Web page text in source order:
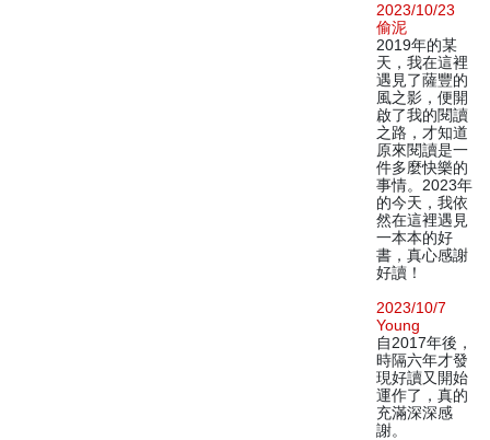
2023/10/23
偷泥
2019年的某
天，我在這裡
遇見了薩豐的
風之影，便開
啟了我的閱讀
之路，才知道
原來閱讀是一
件多麼快樂的
事情。2023年
的今天，我依
然在這裡遇見
一本本的好
書，真心感謝
好讀！
2023/10/7
Young
自2017年後，
時隔六年才發
現好讀又開始
運作了，真的
充滿深深感
謝。